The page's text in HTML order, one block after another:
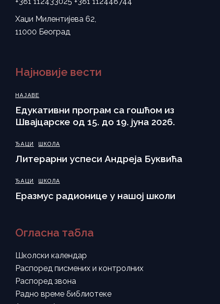
Хаџи Милентијева 62,
11000 Београд
Најновије вести
НАЈАВЕ
Eдукативни програм са гошћом из
Швајцарске од 15. до 19. јуна 2026.
ЂАЦИ ШКОЛА
Литерарни успеси Андреја Буквића
ЂАЦИ ШКОЛА
Еразмус радионице у нашој школи
Огласна табла
Школски календар
Распоред писмених и контролних
Распоред звона
Радно време библиотеке